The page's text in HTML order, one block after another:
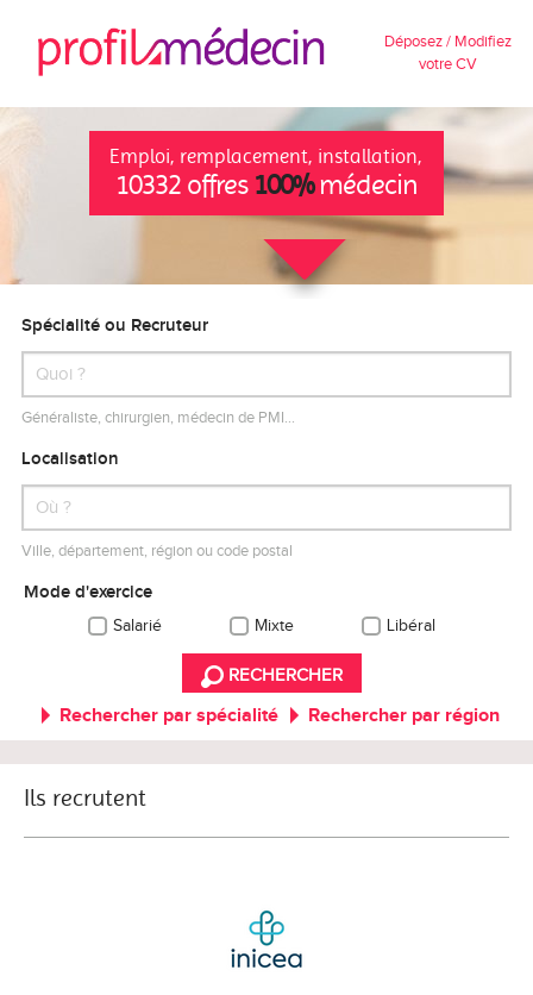
Déposez / Modifiez
votre CV
Emploi, remplacement, installation,
10332 offres 100%médecin
Spécialité ou Recruteur
Généraliste, chirurgien, médecin de PMI…
Localisation
Ville, département, région ou code postal
Mode d'exercice
Salarié Mixte Libéral
RECHERCHER
Rechercher par spécialité Rechercher par région
Ils recrutent